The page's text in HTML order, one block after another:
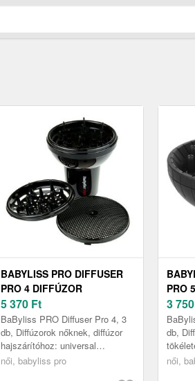
BABYLISS PRO DIFFUSER
PRO 4 DIFFÚZOR
HAJSZÁRÍTÓHOZ BABD05E
3 DB
5 370 Ft
BaByliss PRO Diffuser Pro 4, 3
db, Diffúzorok nőknek, diffúzor
hajszárítóhoz: universal
(Babyliss Pro)
női, babyliss pro
PRO
1 DB
3 750
db,
női,